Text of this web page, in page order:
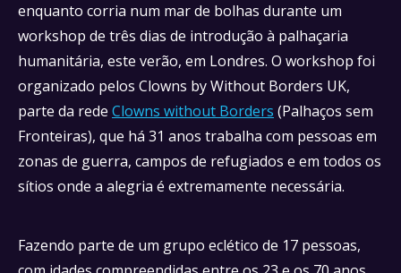
enquanto corria num mar de bolhas durante um
workshop de três dias de introdução à palhaçaria
humanitária, este verão, em Londres. O workshop foi
organizado pelos Clowns by Without Borders UK,
parte da rede Clowns without Borders (Palhaços sem
Fronteiras), que há 31 anos trabalha com pessoas em
zonas de guerra, campos de refugiados e em todos os
sítios onde a alegria é extremamente necessária.
Fazendo parte de um grupo eclético de 17 pessoas,